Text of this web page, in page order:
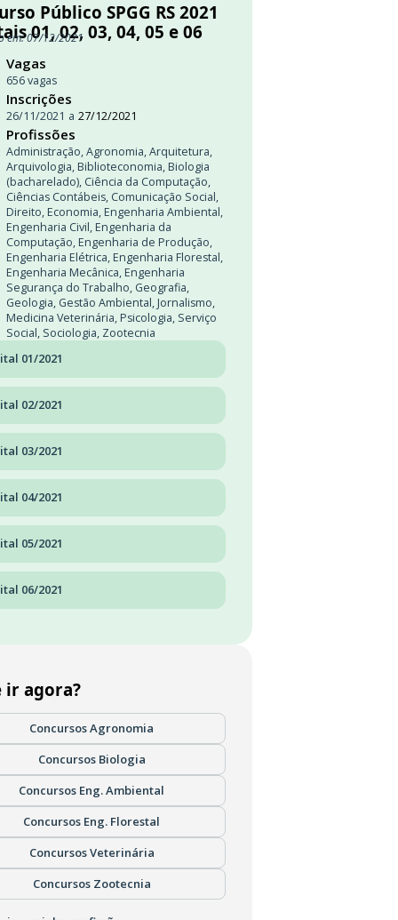
Público SPGG RS 2021
01, 02, 03, 04, 05 e 06
em: 07/12/2021
Vagas
656 vagas
Inscrições
26/11/2021 a 27/12/2021
Profissões
Administração,Agronomia,Arquitetura,
Arquivologia, Biblioteconomia, Biologia
(bacharelado), Ciência da Computação,
Ciências Contábeis, Comunicação Social,
Direito, Economia, Engenharia Ambiental,
Engenharia Civil, Engenharia da
Computação, Engenharia de Produção,
Engenharia Elétrica, Engenharia Florestal,
Engenharia Mecânica, Engenharia
Segurança do Trabalho, Geografia,
Geologia, Gestão Ambiental, Jornalismo,
Medicina Veterinária, Psicologia, Serviço
Social, Sociologia, Zootecnia
01/2021
02/2021
03/2021
04/2021
05/2021
06/2021
ir agora?
Concursos Agronomia
Concursos Biologia
Concursos Eng. Ambiental
Concursos Eng. Florestal
Concursos Veterinária
Concursos Zootecnia